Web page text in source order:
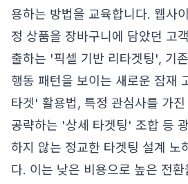
용하는 방법을 교육합니다. 웹사
정 상품을 장바구니에 담았던 고
출하는 '픽셀 기반 리타겟팅', 기
행동 패턴을 보이는 새로운 잠재
타겟' 활용법, 특정 관심사를 가진
공략하는 '상세 타겟팅' 조합 등
하지 않는 정교한 타겟팅 설계 노
다. 이는 낮은 비용으로 높은 전